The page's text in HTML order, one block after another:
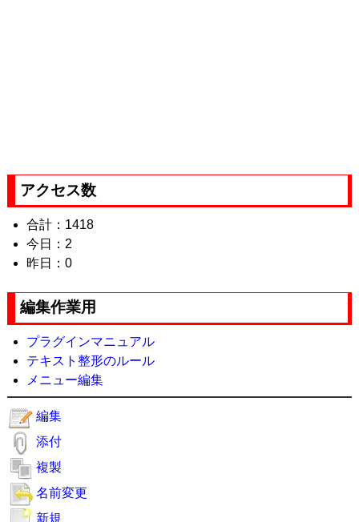
アクセス数
合計：1418
今日：2
昨日：0
編集作業用
プラグインマニュアル
テキスト整形のルール
メニュー編集
編集
添付
複製
名前変更
新規